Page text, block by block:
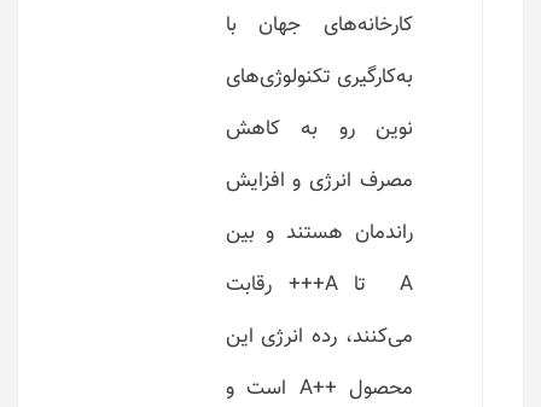
کارخانه‌های جهان با
به‌کارگیری تکنولوژی‌های
نوین رو به کاهش
مصرف انرژی و افزایش
راندمان هستند و بین
A تا A+++ رقابت
می‌کنند، رده انرژی این
محصول ++A است و